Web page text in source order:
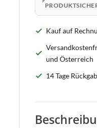
Kauf auf
und Österreich
14 Tage